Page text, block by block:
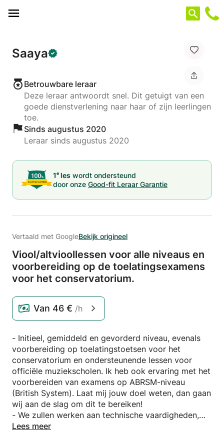
Saaya
Betrouwbare leraar
Deze leraar antwoordt snel. Dit getuigt van een
goede dienstverlening naar haar of zijn leerlingen
toe.
Sinds augustus 2020
Leraar sinds augustus 2020
1e les wordt ondersteund
door onze Good-fit Leraar Garantie
Vertaald met GoogleBekijk origineel
Viool/altvioollessen voor alle niveaus en
voorbereiding op de toelatingsexamens
voor het conservatorium.
Van 46 € /h
- Initieel, gemiddeld en gevorderd niveau, evenals
voorbereiding op toelatingstoetsen voor het
conservatorium en ondersteunende lessen voor
officiële muziekscholen. Ik heb ook ervaring met het
voorbereiden van examens op ABRSM-niveau
(British System). Laat mij jouw doel weten, dan gaan
wij aan de slag om dit te bereiken!
- We zullen werken aan technische vaardigheden,
waarbij de nadruk ligt op de observatie van het
Lees meer